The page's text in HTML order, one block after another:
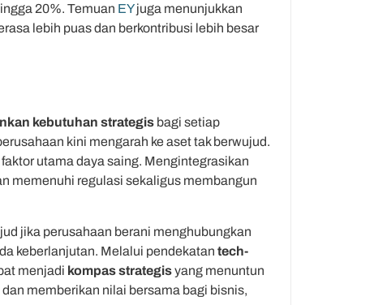
20%. Temuan EYjuga menunjukkan
lebih puas dan berkontribusi lebih besar
kebutuhan strategis bagi setiap
kini mengarah ke aset tak berwujud.
utama daya saing. Mengintegrasikan
memenuhi regulasi sekaligus membangun
jika perusahaan berani menghubungkan
keberlanjutan. Melalui pendekatan tech-
menjadi kompas strategisyang menuntun
memberikan nilai bersama bagi bisnis,